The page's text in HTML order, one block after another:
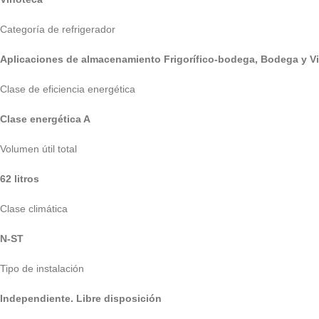
Categoría de refrigerador
Aplicaciones de almacenamiento Frigorífico-bodega, Bodega y
Clase de eficiencia energética
Clase energética A
Volumen útil total
62 litros
Clase climática
N-ST
Tipo de instalación
Independiente. Libre disposición